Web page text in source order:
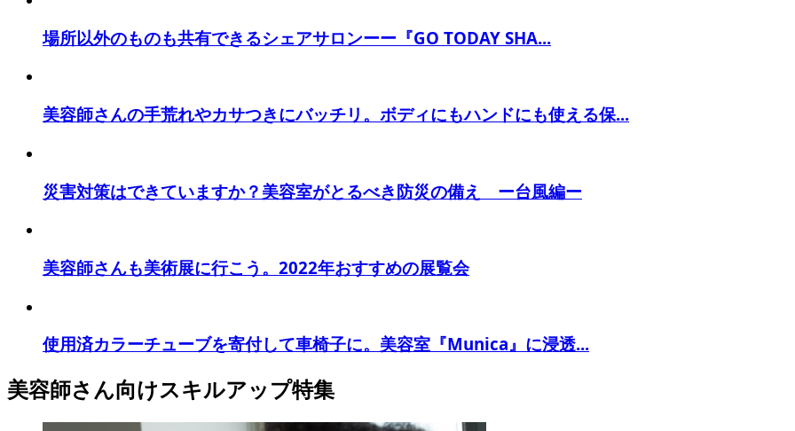
場所以外のものも共有できるシェアサロンーー『GO TODAY SHA...
美容師さんの手荒れやカサつきにバッチリ。ボディにもハンドにも使える保...
災害対策はできていますか？美容室がとるべき防災の備え ー台風編ー
美容師さんも美術展に行こう。2022年おすすめの展覧会
使用済カラーチューブを寄付して車椅子に。美容室『Munica』に浸透...
美容師さん向けスキルアップ特集